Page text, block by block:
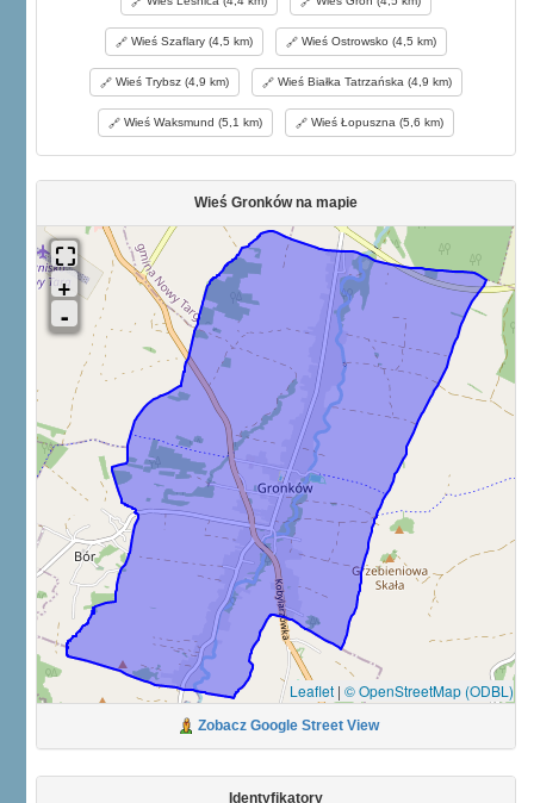
Ostrowskiem, a dwa na Cle (in Theloneo), młyny i karczmy, z których
łanów jednego, czasem dwóch, z Cła jednego człowieka na
wyprawę wojenną posyłać ma. We wtórym dyplomie lokacyjnym z
18 czerwca 1346 r. przez króla Kazimierza niejakiemu Dytrychowi
danym, wyraźnie powiedziano, że tenże Dytrych w pierwotnem
mieście miał wójtowstwo, a w Starem Cle sołtystwo. W Starem Cle
istniał także już na początku XIV w. kościół parafialny, skoro jako
pisarza dyplomu, w r. 1327 w Nowymtargu spisanego, wymieniono
potwierdzonym 14 września 1339 r., między świadkami wymieniony
jest Gunter, sołtys z Starego Cła. Z dyplomów erekcyjnych
Nowegotargu widać, że Stare Cło czyli Gronków należał do Nowego
targu. Kiedy nazwa 8tarego Cła ustąpiła miejsca nazwie Gronkowa,
niewiadomo, ani też kiedy kościół parafialny w Starem Cle zaginął.
Musiały jednak tak wieś, jak kościół ze szczętem zniknąć, skoro
1596 r. wieś Gronków nazwano nowozałożoną. Mogło się to stać
podczas wojen husyckich. (Ob. Br. Gustawicza „Wycieczka w
Czorsztyńskie". Warszawa, 1881). W lustracyi z r. 1636 czytamy, że
wieś tę zasadził na gruntach miejskich Jan Sienieński, starosta
czorsztyński, w latach 1580—1596. Była o to sprawa Nowotarżan z
nim; po nim z Mniszkiem, starostą osieckim; r. 1636 z posiadaczem
ówczesnym Andrzejem Czarneckim, burgrabią krakowskim,
dworzaninem królewskim. Podatku rozmaitego płacono złp. 365 gr.
14.
Wieś Szaflary (4,5 km) Wieś Ostrowsko (4,5 km)
Wieś Trybsz (4,9 km) Wieś Białka Tatrzańska (4,9 km)
Wieś Waksmund (5,1 km) Wieś Łopuszna (5,6 km)
Wieś Gronków na mapie
Leaflet | © OpenStreetMap (ODBL)
Zobacz Google Street View
Identyfikatory